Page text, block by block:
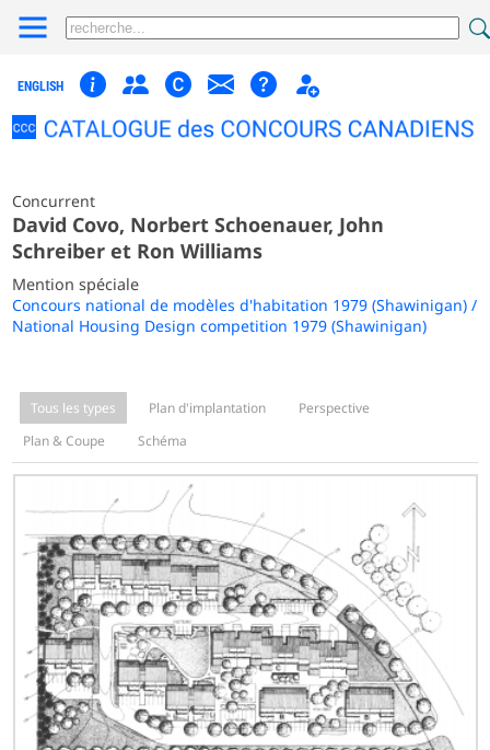
ENGLISH
Concurrent
David Covo, Norbert Schoenauer, John
Schreiber et Ron Williams
Mention spéciale
Concours national de modèles d'habitation 1979 (Shawinigan) /
National Housing Design competition 1979 (Shawinigan)
Tous les types Plan d'implantation
Perspective
Plan & Coupe
Schéma